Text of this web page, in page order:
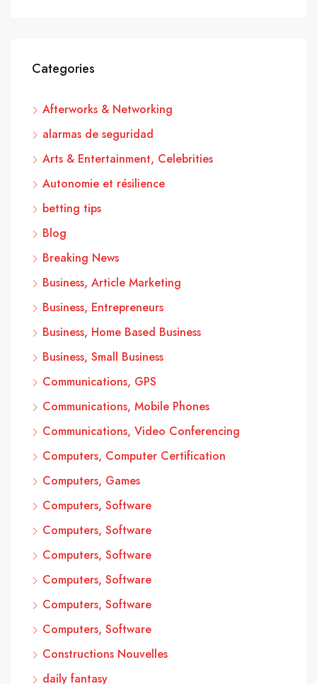
Categories
Afterworks & Networking
alarmas de seguridad
Arts & Entertainment, Celebrities
Autonomie et résilience
betting tips
Blog
Breaking News
Business, Article Marketing
Business, Entrepreneurs
Business, Home Based Business
Business, Small Business
Communications, GPS
Communications, Mobile Phones
Communications, Video Conferencing
Computers, Computer Certification
Computers, Games
Computers, Software
Computers, Software
Computers, Software
Computers, Software
Computers, Software
Computers, Software
Constructions Nouvelles
daily fantasy